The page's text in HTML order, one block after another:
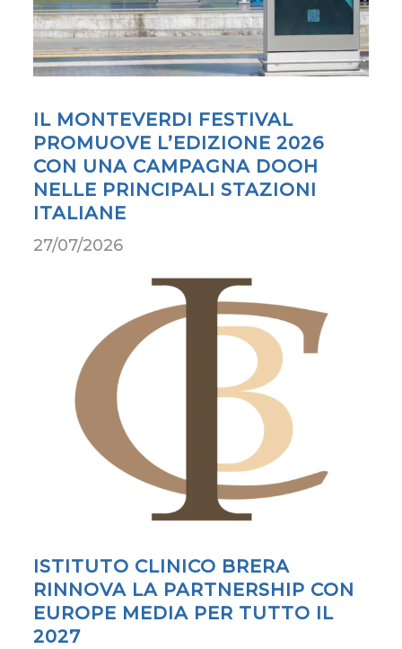
IL MONTEVERDI FESTIVAL
PROMUOVE L’EDIZIONE 2026
CON UNA CAMPAGNA DOOH
NELLE PRINCIPALI STAZIONI
ITALIANE
27/07/2026
ISTITUTO CLINICO BRERA
RINNOVA LA PARTNERSHIP CON
EUROPE MEDIA PER TUTTO IL
2027